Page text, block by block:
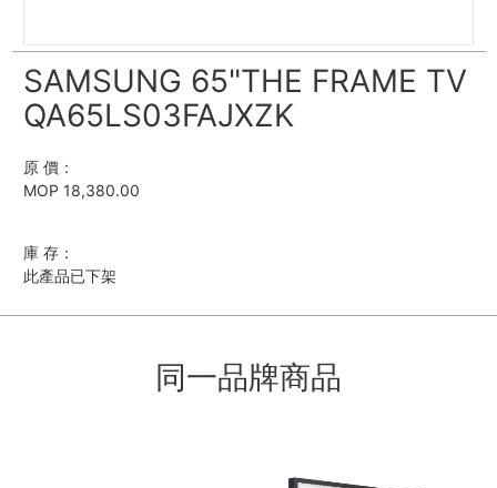
SAMSUNG 65"THE FRAME TV
QA65LS03FAJXZK
原 價：
MOP 18,380.00
庫 存：
此產品已下架
同一品牌商品